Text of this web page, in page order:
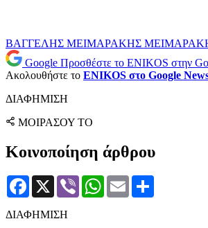
ΒΑΓΓΕΛΗΣ ΜΕΙΜΑΡΑΚΗΣ
Google Προσθέστε το ENIKOS στην
Ακολουθήστε το ENIKOS στο Google
ΔΙΑΦΗΜΙΣΗ
ΜΟΙΡΑΣΟΥ ΤΟ
Κοινοποίηση άρθρου
Facebook
X Viber WhatsApp
Email
ΔΙΑΦΗΜΙΣΗ